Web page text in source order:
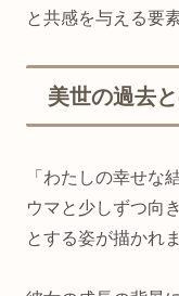
と共感を与える要
美世の過去
「わたしの幸せな
ウマと少しずつ向
とする姿が描かれ